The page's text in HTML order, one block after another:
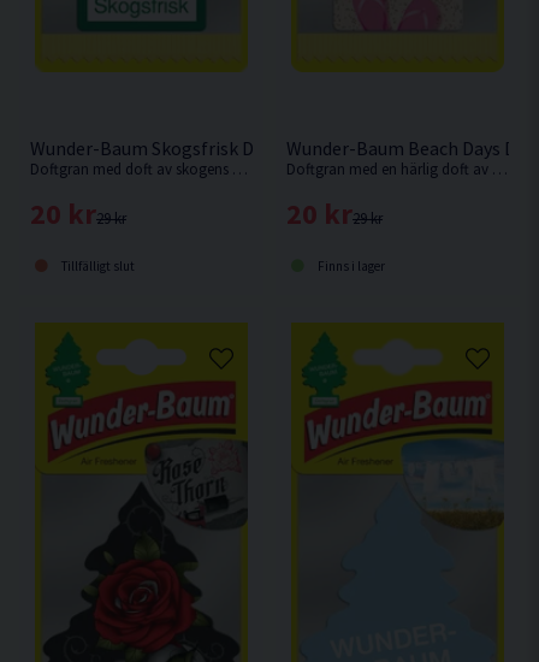
Wunder-Baum Skogsfrisk Doftgran
Doftgran med doft av skogens dofter.
29 kr
20 kr
Tillfälligt slut
Wunder-Baum Beach Days
Doftgran med en härlig doft av en dag på stranden.
29 kr
20 kr
Finns i lager